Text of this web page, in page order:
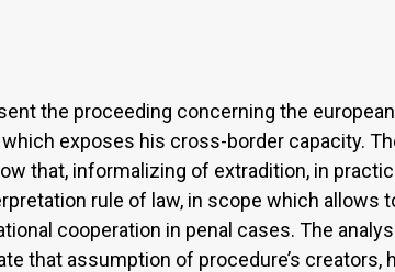
the proceeding concerning the
exposes his cross-border capacity.
that, informalizing of extradition, in
rule of law, in scope which allows
cooperation in penal cases. The
that assumption of procedure’s creators,